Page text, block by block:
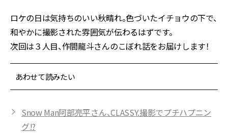
ロケの日は気持ちのいい秋晴れ。色づいたイチョウの下で、
和やかに撮影された雰囲気が伝わるはずです。
次回は３人目、作間龍斗さんのこぼれ話をお届けします！
あわせて読みたい
Snow Man阿部亮平さん、CLASSY.撮影でプチハプニン
グ!?